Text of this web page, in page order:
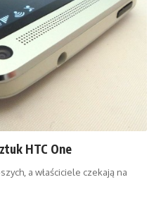
HTC One
a właściciele czekają na